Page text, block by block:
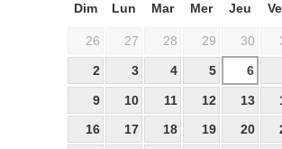
Dim Lun Mar Mer Jeu
26 27 28 29 30
2 3 4 5 6
9 10 11 12 13
16
17 18 19 20